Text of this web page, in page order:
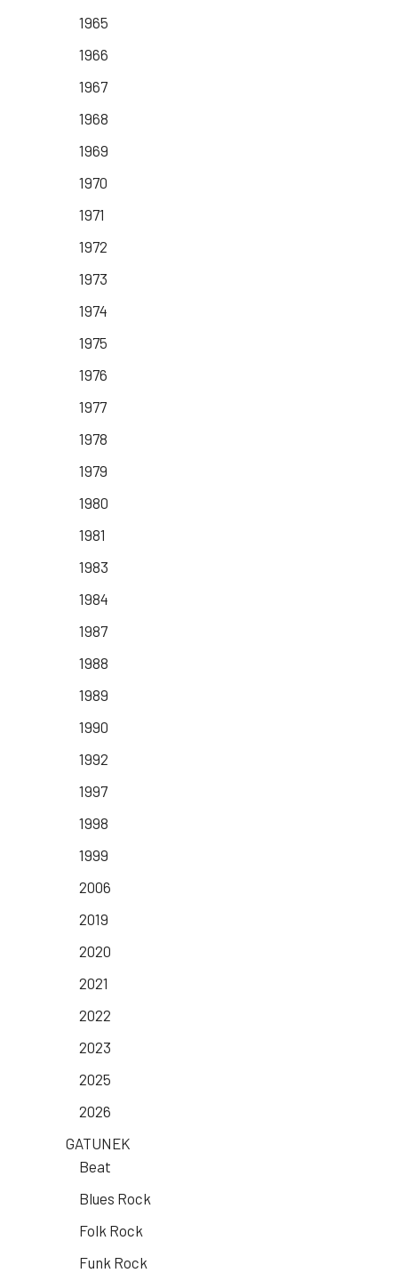
1965
1966
1967
1968
1969
1970
1971
1972
1973
1974
1975
1976
1977
1978
1979
1980
1981
1983
1984
1987
1988
1989
1990
1992
1997
1998
1999
2006
2019
2020
2021
2022
2023
2025
2026
GATUNEK
Beat
Blues Rock
Folk Rock
Funk Rock